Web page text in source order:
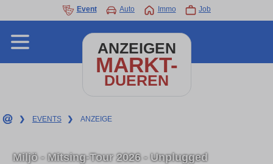
Event Auto Immo Job
ANZEIGEN
MARKT-
DUEREN
❯ EVENTS ❯ ANZEIGE
Miljö - Mitsing-Tour 2026 - Unplugged